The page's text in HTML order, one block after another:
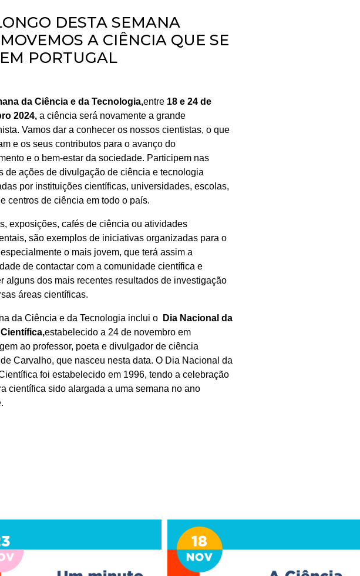
DESTA SEMANA
A CIÊNCIA QUE SE
PORTUGAL
da Ciência e da Tecnologia,entre 18 e 24 de
2024, a ciência será novamente a grande
Vamos dar a conhecer os nossos cientistas, o que
e os seus contributos para o avanço do
e o bem-estar da sociedade. Participem nas
de ações de divulgação de ciência e tecnologia
por instituições científicas, universidades, escolas,
centros de ciência em todo o país.
exposições, cafés de ciência ou atividades
são exemplos de iniciativas organizadas para o
o mais jovem, que terá assim a
de contactar com a comunidade científica e
alguns dos mais recentes resultados de investigação
áreas científicas.
da Ciência e da Tecnologia inclui o
Dia Nacional da
estabelecido a 24 de novembro em
ao professor, poeta e divulgador de ciência
Carvalho, que nasceu nesta data. O Dia Nacional da
foi estabelecido em 1996, tendo a celebração
científica sido alargada a uma semana no ano